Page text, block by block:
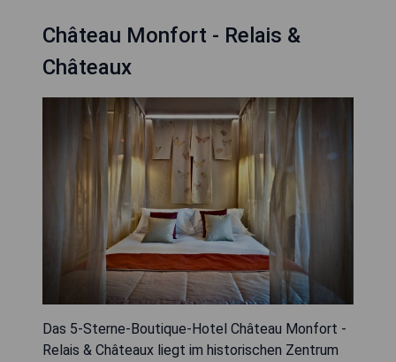
Château Monfort - Relais &
Châteaux
Das 5-Sterne-Boutique-Hotel Château Monfort -
Relais & Châteaux liegt im historischen Zentrum